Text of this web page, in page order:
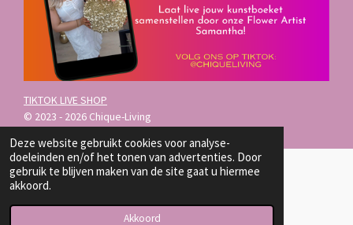
Deze website gebruikt cookies voor analyse-
doeleinden en/of het tonen van advertenties. Door
gebruik te blijven maken van de site gaat u hiermee
akkoord.
Akkoord
TIKTOK LIVE SHOP
© 2023 - 2026 Chique-Living